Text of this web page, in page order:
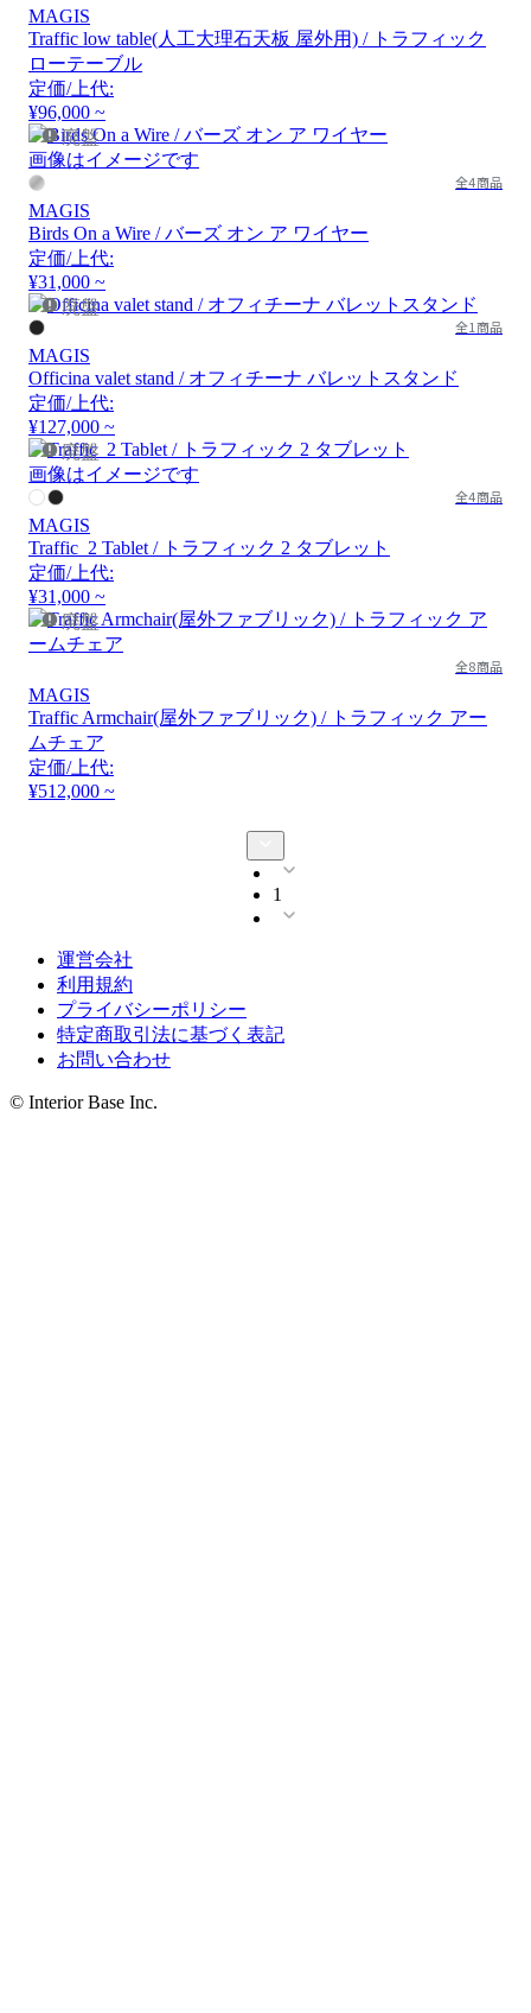
MAGIS
Traffic low table(人工大理石天板 屋外用) / トラフィック
ローテーブル
定価/上代:
¥96,000 ~
廃盤
画像はイメージです
全4商品
MAGIS
Birds On a Wire / バーズ オン ア ワイヤー
定価/上代:
¥31,000 ~
廃盤
全1商品
MAGIS
Officina valet stand / オフィチーナ バレットスタンド
定価/上代:
¥127,000 ~
廃盤
画像はイメージです
全4商品
MAGIS
Traffic_2 Tablet / トラフィック 2 タブレット
定価/上代:
¥31,000 ~
廃盤
全8商品
MAGIS
Traffic Armchair(屋外ファブリック) / トラフィック アー
ムチェア
定価/上代:
¥512,000 ~
1
運営会社
利用規約
プライバシーポリシー
特定商取引法に基づく表記
お問い合わせ
© Interior Base Inc.